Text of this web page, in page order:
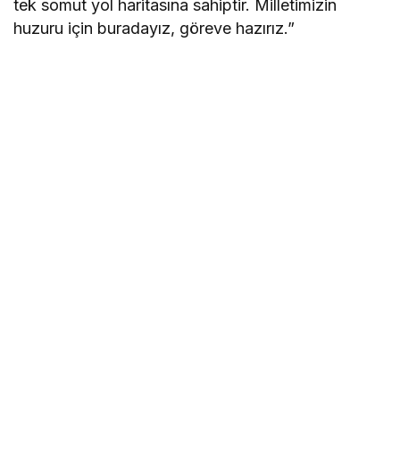
tek somut yol haritasına sahiptir. Milletimizin
huzuru için buradayız, göreve hazırız.”